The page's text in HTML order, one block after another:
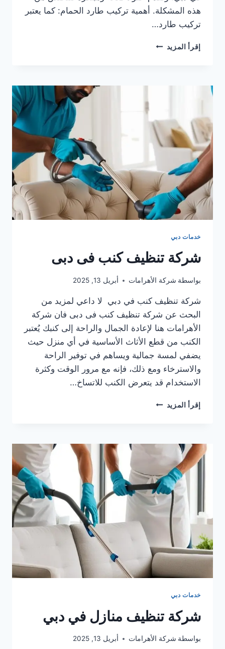
هذه المشكلة. أهمية تركيب طارد الحمام: كما يعتبر
تركيب طارد…
إقرأ المزيد تركيب
0505833299
خدمات دبي
شركة تنظيف كنب فى دبى
بواسطة شركة الأهرامات أبريل 13, 2025
شركة تنظيف كنب في دبي لا داعي لمزيد من
البحث عن شركة تنظيف كنب فى دبى فان شركة
الأهرامات هنا لإعادة الجمال والراحة إلى كنبك يُعتبر
الكنب من قطع الأثاث الأساسية في أي منزل حيث
يضفي لمسة جمالية ويساهم في توفير الراحة
والاسترخاء ومع ذلك، فإنه مع مرور الوقت وكثرة
الاستخدام قد يتعرض الكنب للاتساخ…
إقرأ المزيد شركة
دبى
خدمات دبي
شركة تنظيف منازل في دبي
بواسطة شركة الأهرامات أبريل 13, 2025